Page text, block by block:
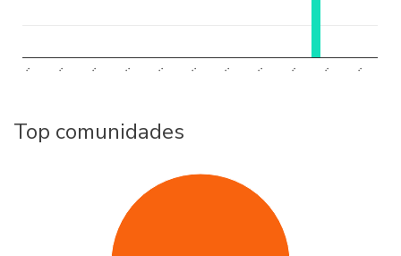
.. .. .. .. .. .. .. .. .. .. ..
Top comunidades